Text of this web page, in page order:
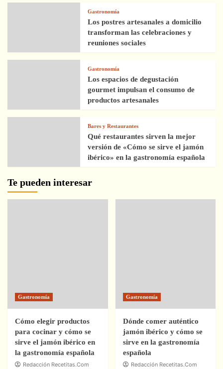
Gastronomía
Los postres artesanales a domicilio
transforman las celebraciones y
reuniones sociales
Gastronomía
Los espacios de degustación
gourmet impulsan el consumo de
productos artesanales
Bares y Restaurantes
Qué restaurantes sirven la mejor
versión de «Cómo se sirve el jamón
ibérico» en la gastronomía española
Te pueden interesar
Gastronomía
Cómo elegir productos
para cocinar y cómo se
sirve el jamón ibérico en
la gastronomía española
Redacción Recetitas.Com
Gastronomía
Dónde comer auténtico
jamón ibérico y cómo se
sirve en la gastronomía
española
Redacción Recetitas.Com